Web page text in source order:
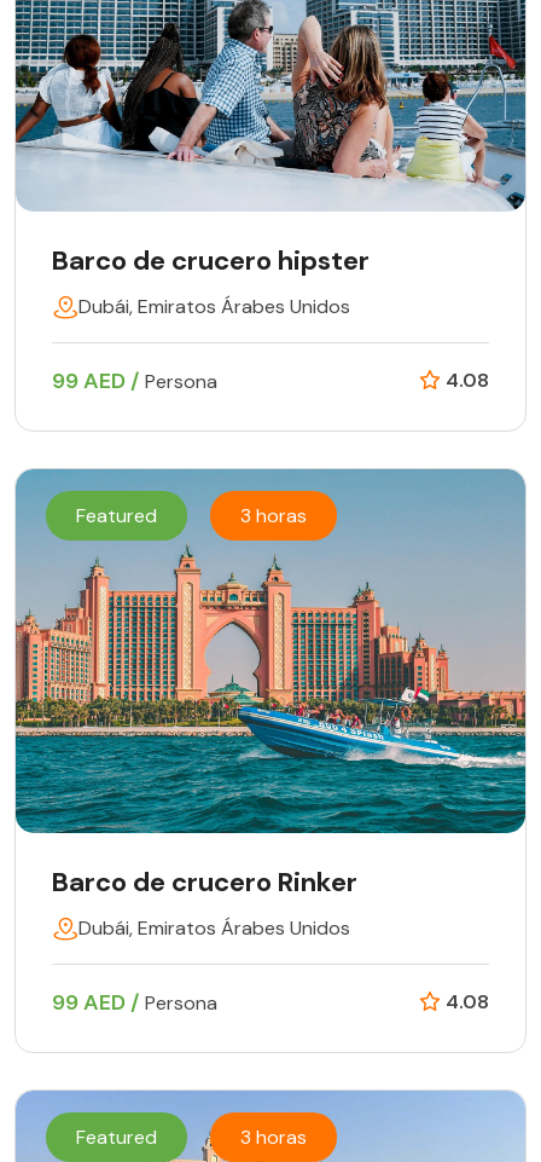
Barco de crucero hipster
Dubái, Emiratos Árabes Unidos
99 AED / Persona 4.08
Featured 3 horas
Barco de crucero Rinker
Dubái, Emiratos Árabes Unidos
99 AED / Persona 4.08
Featured 3 horas